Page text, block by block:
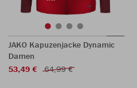
JAKO Kapuzenjacke Dynamic
Damen
53,49 €
64,99 €